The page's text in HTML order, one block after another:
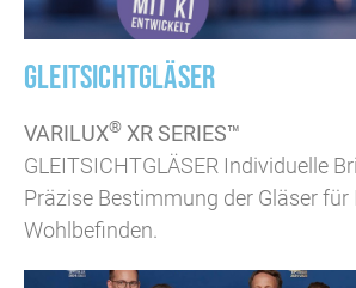
GLEITSICHTGLÄSER
VARILUX® XR SERIES™
GLEITSICHT­­­GLÄSER Individuelle
Präzise Bestimmung der Gläser für
Wohlbefinden.